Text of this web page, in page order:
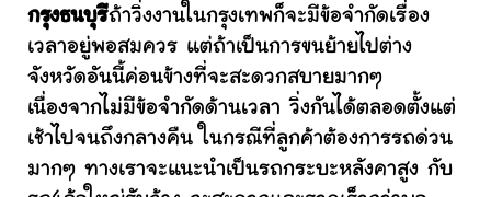
กรุงธนบุรีถ้าวิ่งงานในกรุงเทพก็จะมีข้อจำกัดเรื่อง
เวลาอยู่พอสมควร แต่ถ้าเป็นการขนย้ายไปต่าง
จังหวัดอันนี้ค่อนข้างที่จะสะดวกสบายมากๆ
เนื่องจากไม่มีข้อจำกัดด้านเวลา วิ่งกันได้ตลอดตั้งแต่
เช้าไปจนถึงกลางคืน ในกรณีที่ลูกค้าต้องการรถด่วน
มากๆ ทางเราจะแนะนำเป็นรถกระบะหลังคาสูง กับ